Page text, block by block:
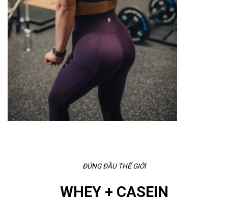
ĐỨNG ĐẦU THẾ GIỚI
WHEY + CASEIN